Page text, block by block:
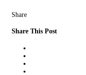
Share
Share This Post